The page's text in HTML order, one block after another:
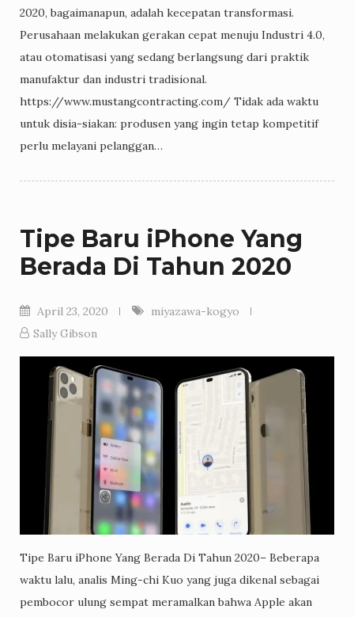
2020, bagaimanapun, adalah kecepatan transformasi.
Perusahaan melakukan gerakan cepat menuju Industri 4.0,
atau otomatisasi yang sedang berlangsung dari praktik
manufaktur dan industri tradisional.
https://www.mustangcontracting.com/ Tidak ada waktu
untuk disia-siakan: produsen yang ingin tetap kompetitif
perlu melayani pelanggan…
Tipe Baru iPhone Yang
Berada Di Tahun 2020
April 23, 2020
miyazawa-kogyo
Sally Gibson
Tipe Baru iPhone Yang Berada Di Tahun 2020– Beberapa
waktu lalu, analis Ming-chi Kuo yang juga dikenal sebagai
pembocor ulung sempat meramalkan bahwa Apple akan